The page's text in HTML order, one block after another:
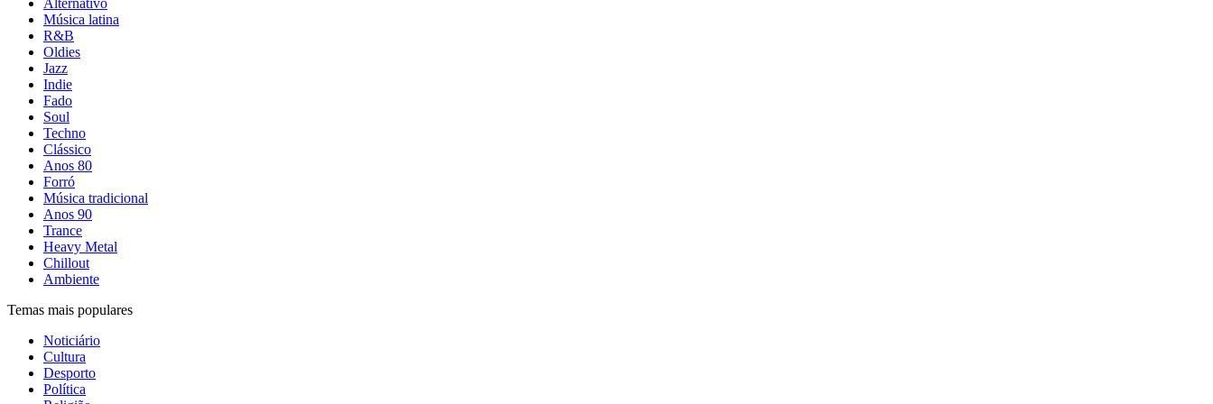
Alternativo
Música latina
R&B
Oldies
Jazz
Indie
Fado
Soul
Techno
Clássico
Anos 80
Forró
Música tradicional
Anos 90
Trance
Heavy Metal
Chillout
Ambiente
Temas mais populares
Noticiário
Cultura
Desporto
Política